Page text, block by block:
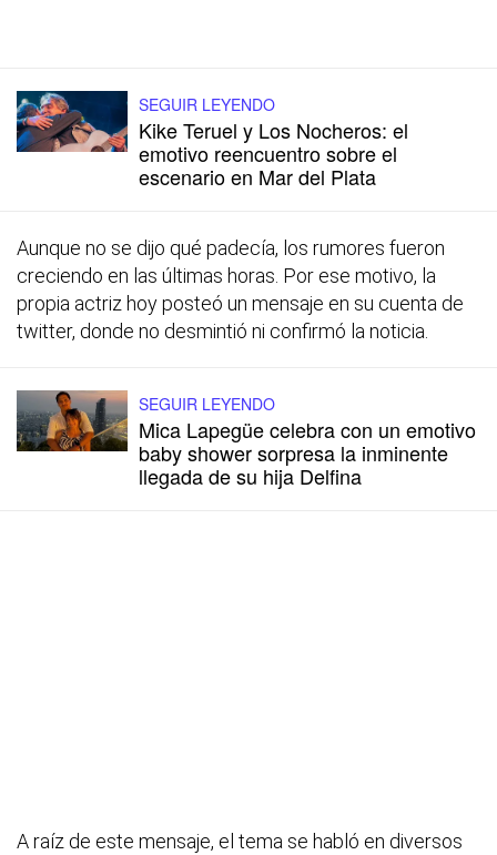
SEGUIR LEYENDO
Kike Teruel y Los Nocheros: el
emotivo reencuentro sobre el
escenario en Mar del Plata
Aunque no se dijo qué padecía, los rumores fueron
creciendo en las últimas horas. Por ese motivo, la
propia actriz hoy posteó un mensaje en su cuenta de
twitter, donde no desmintió ni confirmó la noticia.
SEGUIR LEYENDO
Mica Lapegüe celebra con un emotivo
baby shower sorpresa la inminente
llegada de su hija Delfina
A raíz de este mensaje, el tema se habló en diversos